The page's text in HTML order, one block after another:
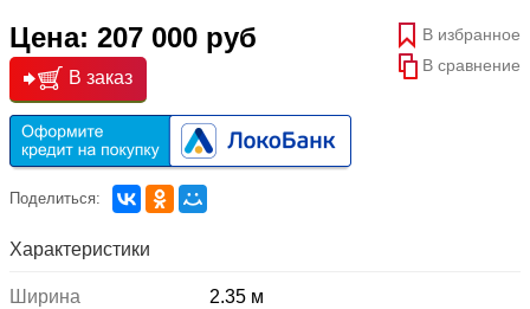
Цена: 207 000 руб
В избранное
В сравнение
В заказ
Поделиться:
Характеристики
Ширина
2.35 м